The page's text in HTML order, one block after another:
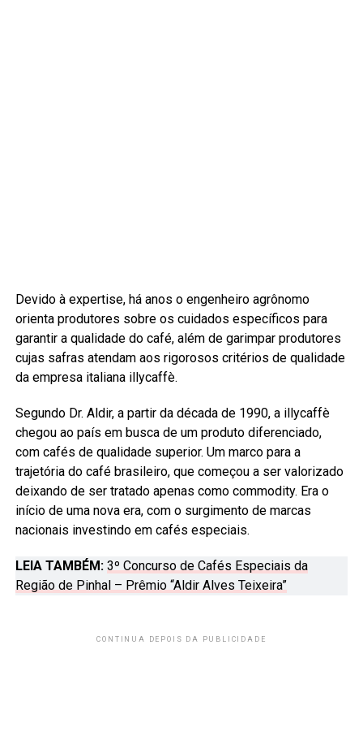
Devido à expertise, há anos o engenheiro agrônomo
orienta produtores sobre os cuidados específicos para
garantir a qualidade do café, além de garimpar produtores
cujas safras atendam aos rigorosos critérios de qualidade
da empresa italiana illycaffè.
Segundo Dr. Aldir, a partir da década de 1990, a illycaffè
chegou ao país em busca de um produto diferenciado,
com cafés de qualidade superior. Um marco para a
trajetória do café brasileiro, que começou a ser valorizado
deixando de ser tratado apenas como commodity. Era o
início de uma nova era, com o surgimento de marcas
nacionais investindo em cafés especiais.
LEIA TAMBÉM: 3º Concurso de Cafés Especiais da
Região de Pinhal – Prêmio “Aldir Alves Teixeira”
CONTINUA DEPOIS DA PUBLICIDADE